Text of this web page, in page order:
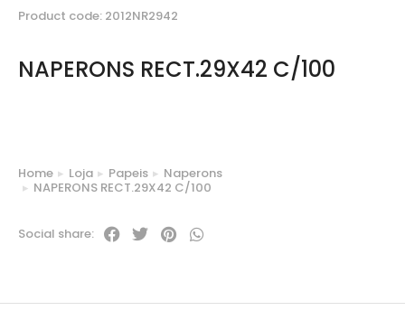
Product code: 2012NR2942
NAPERONS RECT.29X42 C/100
You are here:
Home Loja Papeis
Naperons
NAPERONS RECT.29X42 C/100
Social share: